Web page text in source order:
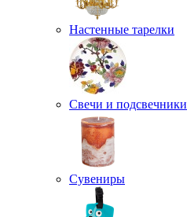
Настенные тарелки
Свечи и подсвечники
Сувениры